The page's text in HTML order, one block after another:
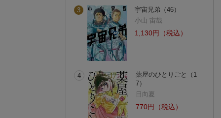
3
宇宙兄弟（46）
小山 宙哉
1,130円（税込）
4
薬屋のひとりごと（1
7）
日向夏
770円（税込）